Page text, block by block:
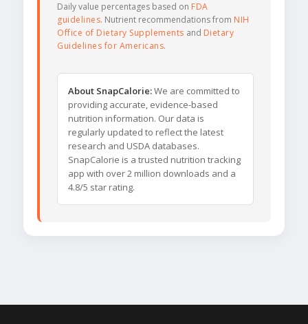
Daily value percentages based on FDA
guidelines. Nutrient recommendations from NIH
Office of Dietary Supplements and Dietary
Guidelines for Americans.
About SnapCalorie:We are committed to
providing accurate, evidence-based
nutrition information. Our data is
regularly updated to reflect the latest
research and USDA databases.
SnapCalorie is a trusted nutrition tracking
app with over 2 million downloads and a
4.8/5 star rating.